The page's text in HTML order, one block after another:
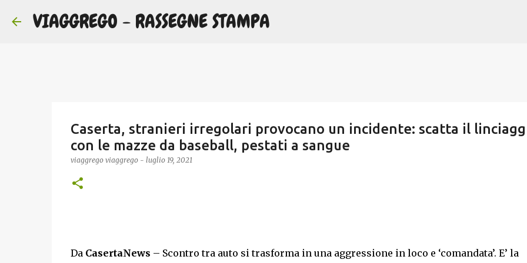
VIAGGREGO - RASSEGNE STAMPA
Caserta, stranieri irregolari provocano un incidente: scatta il
con le mazze da baseball, pestati a sangue
viaggrego viaggrego - luglio 19, 2021
Da CasertaNews – Scontro tra auto si trasforma in una aggressione in loco e ‘comandata’. E’ la